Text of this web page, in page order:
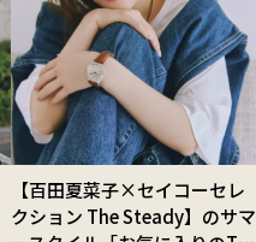
【百田夏菜子×セイコーセレ
クション The Steady】のサマ